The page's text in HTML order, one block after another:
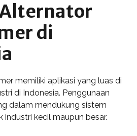
di
memiliki aplikasi yang luas di
di Indonesia. Penggunaan
dalam mendukung sistem
industri kecil maupun besar.